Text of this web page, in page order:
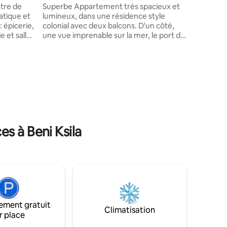
: 4,67 sur 5
de
et
épicerie,
et salle
Superbe Appartement très spacieux et
lumineux, dans une résidence style
colonial avec deux balcons. D'un côté,
une vue imprenable sur la mer, le port de
à Beni Ksila
gratuit
place
Climatisation